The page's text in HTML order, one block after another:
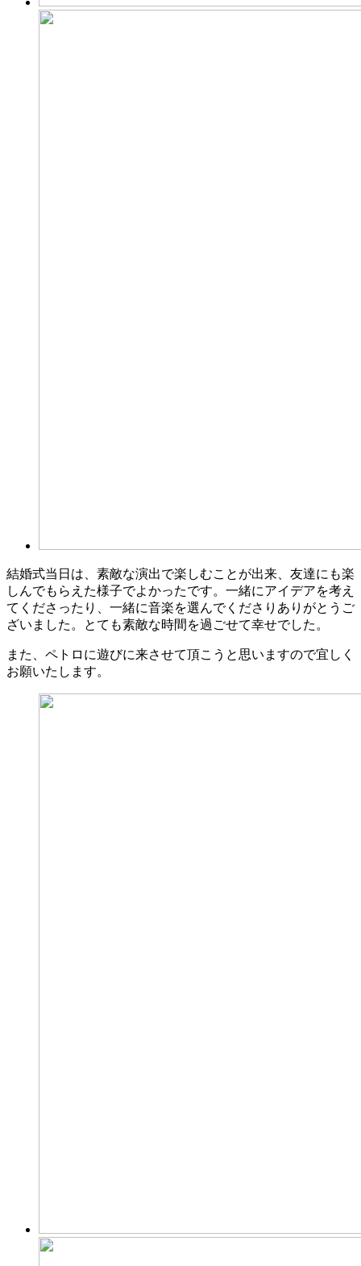
結婚式当日は、素敵な演出で楽しむことが出来、友達にも楽
しんでもらえた様子でよかったです。一緒にアイデアを考え
てくださったり、一緒に音楽を選んでくださりありがとうご
ざいました。とても素敵な時間を過ごせて幸せでした。
また、ペトロに遊びに来させて頂こうと思いますので宜しく
お願いたします。